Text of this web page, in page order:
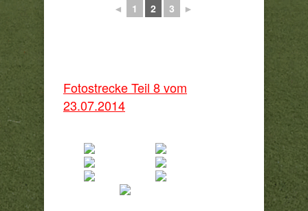
◄ 1 2 3 ►
Fotostrecke Teil 8 vom
23.07.2014